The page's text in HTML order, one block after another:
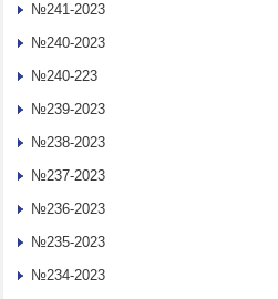
№241-2023
№240-2023
№240-223
№239-2023
№238-2023
№237-2023
№236-2023
№235-2023
№234-2023